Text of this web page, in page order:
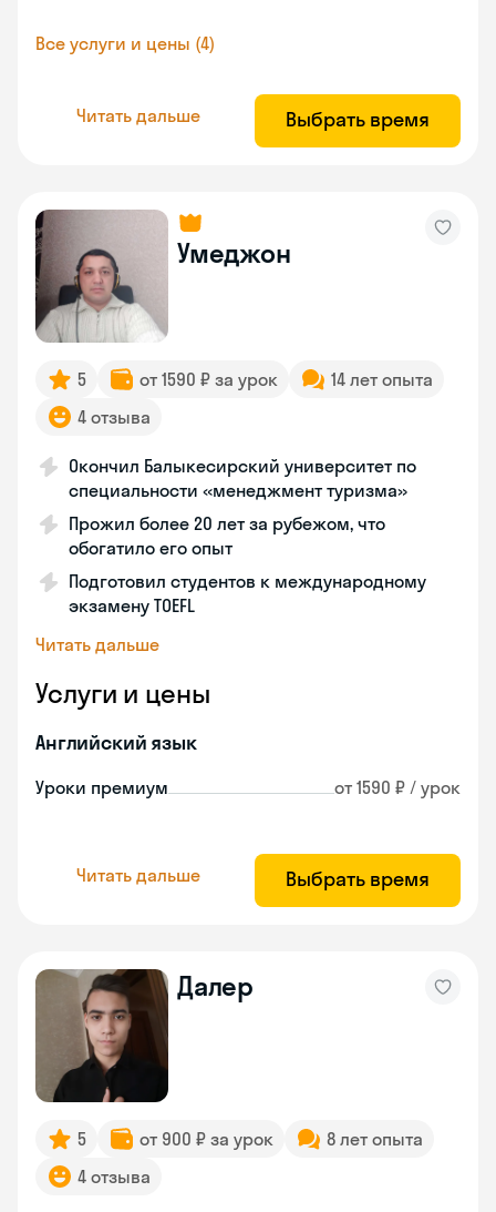
Все услуги и цены (4)
Читать дальше Выбрать время
Умеджон
5 от 1590 ₽ за урок
14 лет опыта
4 отзыва
Окончил Балыкесирский университет по
специальности «менеджмент туризма»
Прожил более 20 лет за рубежом, что
обогатило его опыт
Подготовил студентов к международному
экзамену TOEFL
Читать дальше
Услуги и цены
Английский язык
Уроки премиум от 1590 ₽ / урок
Читать дальше Выбрать время
Далер
5 от 900 ₽ за урок
8 лет опыта
4 отзыва